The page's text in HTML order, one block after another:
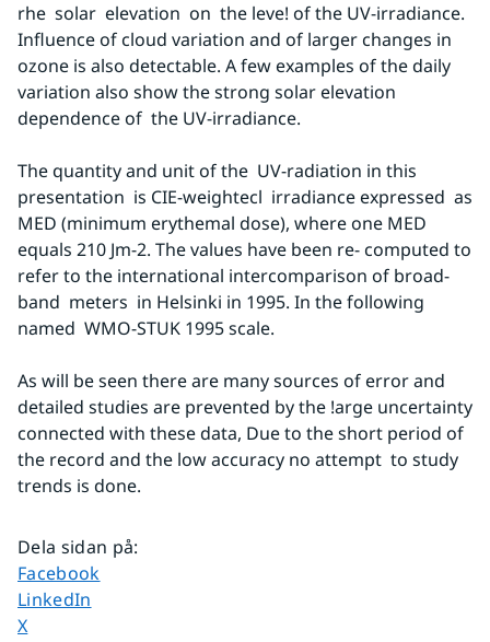
rhe  solar  elevation  on  the leve! of the UV-irradiance.
Influence of cloud variation and of larger changes in
ozone is also detectable. A few examples of the daily
variation also show the strong solar elevation
dependence of  the UV-irradiance.
The quantity and unit of the  UV-radiation in this
presentation  is CIE-weightecl  irradiance expressed  as
MED (minimum erythemal dose), where one MED
equals 210 Jm-2. The values have been re- computed to
refer to the international intercomparison of broad-
band  meters  in Helsinki in 1995. In the following
named  WMO-STUK 1995 scale.
As will be seen there are many sources of error and
detailed studies are prevented by the !arge uncertainty
connected with these data, Due to the short period of
the record and the low accuracy no attempt  to study
trends is done.
Dela sidan på:
Dela sidan på
Facebook
Dela sidan på
LinkedIn
Dela sidan på
X